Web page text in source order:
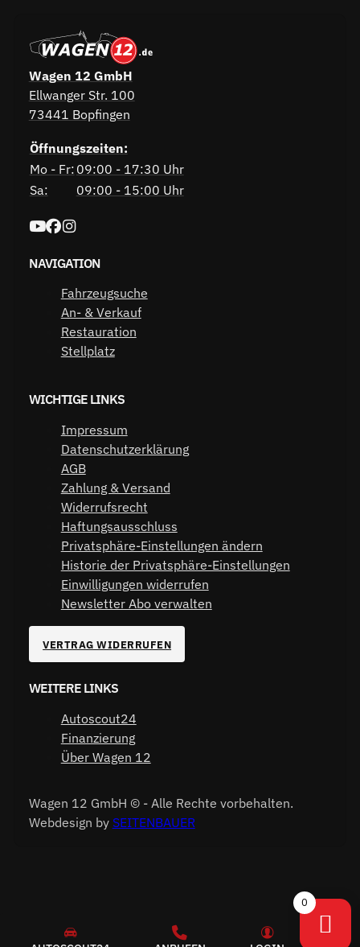
Wagen 12 GmbH
Ellwanger Str. 100
73441 Bopfingen
Öffnungszeiten:
Mo - Fr:09:00 - 17:30 Uhr
Sa:
09:00 - 15:00 Uhr
NAVIGATION
Fahrzeugsuche
An- & Verkauf
Restauration
Stellplatz
WICHTIGE LINKS
Impressum
Datenschutzerklärung
AGB
Zahlung & Versand
Widerrufsrecht
Haftungsausschluss
Privatsphäre-Einstellungen ändern
Historie der Privatsphäre-Einstellungen
Einwilligungen widerrufen
Newsletter Abo verwalten
VERTRAG WIDERRUFEN
WEITERE LINKS
Autoscout24
Finanzierung
Über Wagen 12
Wagen 12 GmbH © - Alle Rechte vorbehalten.
Webdesign by SEITENBAUER
0